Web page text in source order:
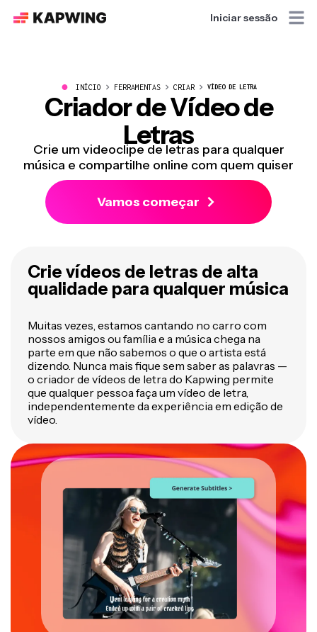
Iniciar sessão
● INÍCIO FERRAMENTAS CRIAR VÍDEO DE LETRA
Criador de Vídeo de
Letras
Crie um videoclipe de letras para qualquer
música e compartilhe online com quem quiser
Vamos começar
Crie vídeos de letras de alta
qualidade para qualquer música
Muitas vezes, estamos cantando no carro com
nossos amigos ou família e a música chega na
parte em que não sabemos o que o artista está
dizendo. Nunca mais fique sem saber as palavras —
o criador de vídeos de letra do Kapwing permite
que qualquer pessoa faça um vídeo de letra,
independentemente da experiência em edição de
vídeo.